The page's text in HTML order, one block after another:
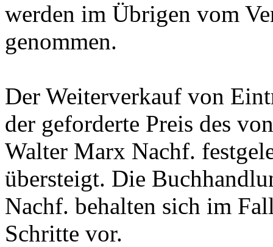
werden im Übrigen vom
genommen.
Der Weiterverkauf von
der geforderte Preis des
Walter Marx Nachf.
übersteigt. Die
Nachf. behalten sich im
Schritte vor.